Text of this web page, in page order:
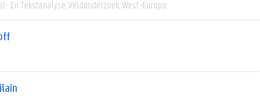
En Tekstanalyse Veldonderzoek West-Europa